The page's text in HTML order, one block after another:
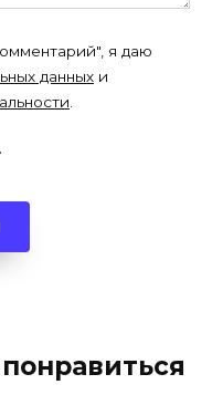
я даю
данных и